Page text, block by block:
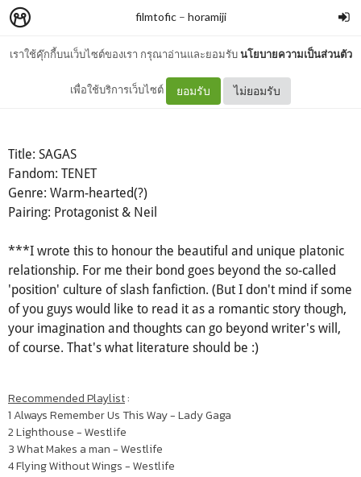
เราใช้คุ๊กกี้บนเว็บไซต์ของเรา กรุณาอ่านและยอมรับนโยบายความเป็นส่วนตัว
เพื่อใช้บริการเว็บไซต์ ยอมรับ ไม่ยอมรับ
filmtofic– horamiji
[SF] SAGAS (Protagoneil)
Title: SAGAS
Fandom: TENET
Genre: Warm-hearted(?)
Pairing: Protagonist & Neil
***I wrote this to honour the beautiful and unique platonic
relationship. For me their bond goes beyond the so-called
'position' culture of slash fanfiction. (But I don't mind if some
of you guys would like to read it as a romantic story though,
your imagination and thoughts can go beyond writer's will,
of course. That's what literature should be :)
Recommended Playlist:
1 Always Remember Us This Way - Lady Gaga
2 Lighthouse - Westlife
3 What Makes a man - Westlife
4 Flying Without Wings - Westlife